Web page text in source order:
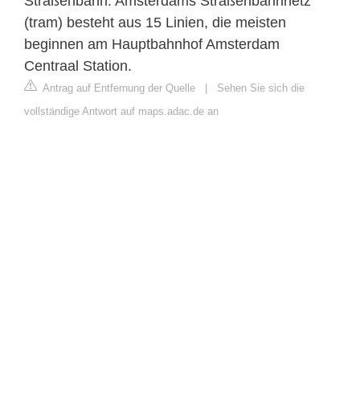
(tram) besteht aus 15 Linien, die meisten
beginnen am Hauptbahnhof Amsterdam
Centraal Station.
Antrag auf Entfernung der Quelle | Sehen Sie sich die
vollständige Antwort auf maps.adac.de an